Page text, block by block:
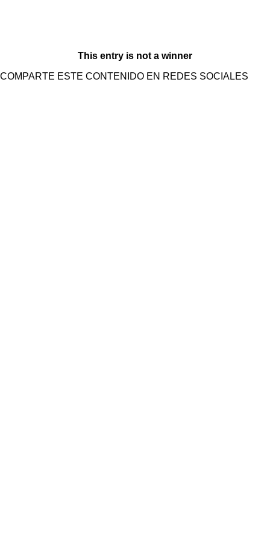
This entry is not a winner
COMPARTE ESTE CONTENIDO EN REDES SOCIALES